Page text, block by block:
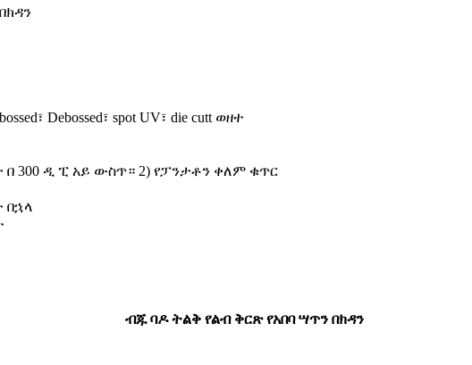
Debossed፣ spot UV፣ die cutt ወዘተ
በ 300 ዲ ፒ አይ ውስጥ። 2) የፓንታቶን ቀለም ቁጥር
በኋላ
ብጁ ባዶ ትልቅ የልብ ቅርጽ የአበባ ሣጥን በክዳን